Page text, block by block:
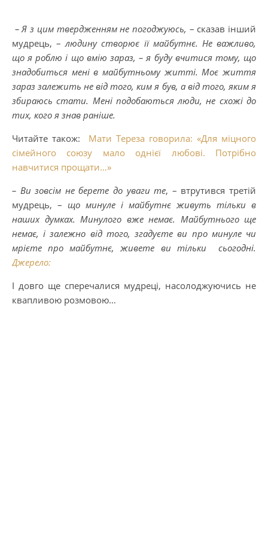
– Я з цим твердженням не погоджуюсь, – сказав інший
мудрець, –людину створює її майбутнє. Не важливо,
що я роблю і що вмію зараз, – я буду вчитися тому, що
знадобиться мені в майбутньому житті. Моє життя
зараз залежить не від того, ким я був, а від того, яким я
збираюсь стати. Мені подобаються люди, не схожі до
тих, кого я знав раніше.
Читайте також: Мати Тереза ​​говорила: «Для міцного
сімейного союзу мало однієї любові. Потрібно
навчитися прощати…»
– Ви зовсім не берете до уваги те, – втрутився третій
мудрець, – що минуле і майбутнє живуть тільки в
наших думках. Минулого вже немає. Майбутнього ще
немає, і залежно від того, згадуєте ви про минуле чи
мрієте про майбутнє, живете ви тільки сьогодні.
Джерело:
І довго ще сперечалися мудреці, насолоджуючись не
квапливою розмовою…